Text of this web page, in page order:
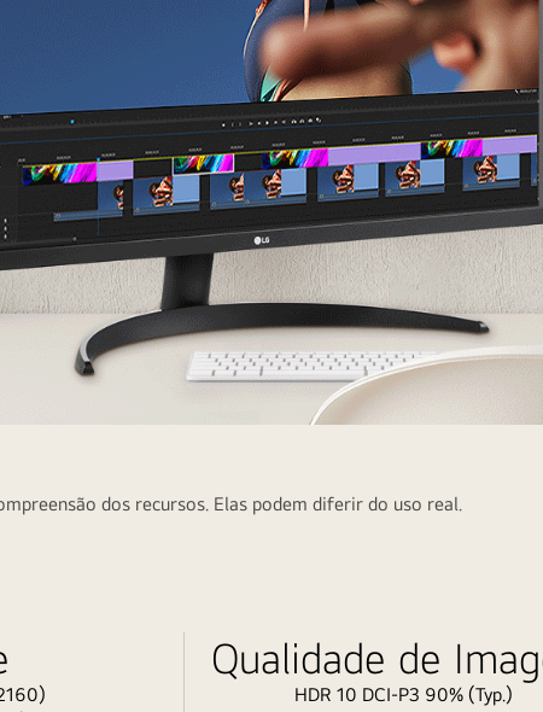
dos recursos. Elas podem diferir do uso real.
Qualidade de
HDR 10 DCI-P3 90% (Typ.)